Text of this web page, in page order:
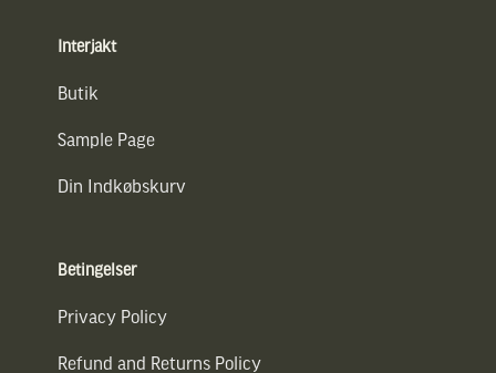
Interjakt
Butik
Sample Page
Din Indkøbskurv
Betingelser
Privacy Policy
Refund and Returns Policy